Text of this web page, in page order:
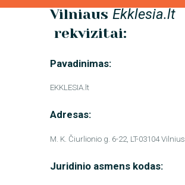
Vilniaus Ekklesia.lt
rekvizitai:
Pavadinimas:
EKKLESIA.lt
Adresas:
M. K. Čiurlionio g. 6-22, LT-03104 Vilnius
Juridinio asmens kodas: